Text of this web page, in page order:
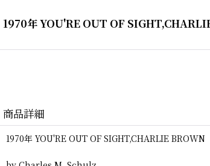
1970年 YOU'RE OUT OF
商品詳細
1970年 YOU'RE OUT OF SIGHT,CHARLIE BROWN